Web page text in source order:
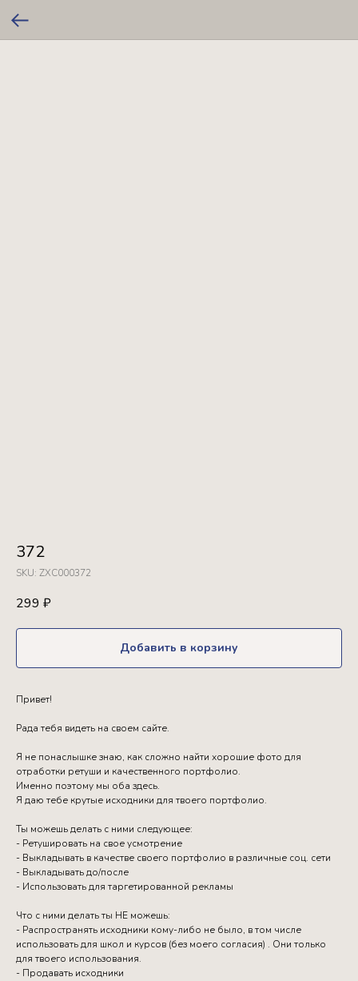
372
SKU: ZXC000372
299 ₽
Добавить в корзину
Привет!
Рада тебя видеть на своем сайте.
Я не понаслышке знаю, как сложно найти хорошие фото для
отработки ретуши и качественного портфолио.
Именно поэтому мы оба здесь.
Я даю тебе крутые исходники для твоего портфолио.
Ты можешь делать с ними следующее:
- Ретушировать на свое усмотрение
- Выкладывать в качестве своего портфолио в различные соц. сети
- Выкладывать до/после
- Использовать для таргетированной рекламы
Что с ними делать ты НЕ можешь:
- Распространять исходники кому-либо не было, в том числе
использовать для школ и курсов (без моего согласия) . Они только
для твоего использования.
- Продавать исходники